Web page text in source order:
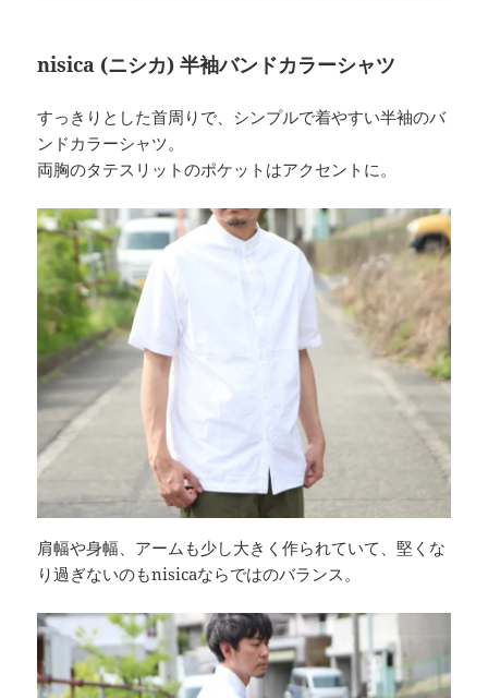
nisica (ニシカ) 半袖バンドカラーシャツ
すっきりとした首周りで、シンプルで着やすい半袖のバ
ンドカラーシャツ。
両胸のタテスリットのポケットはアクセントに。
肩幅や身幅、アームも少し大きく作られていて、堅くな
り過ぎないのもnisicaならではのバランス。